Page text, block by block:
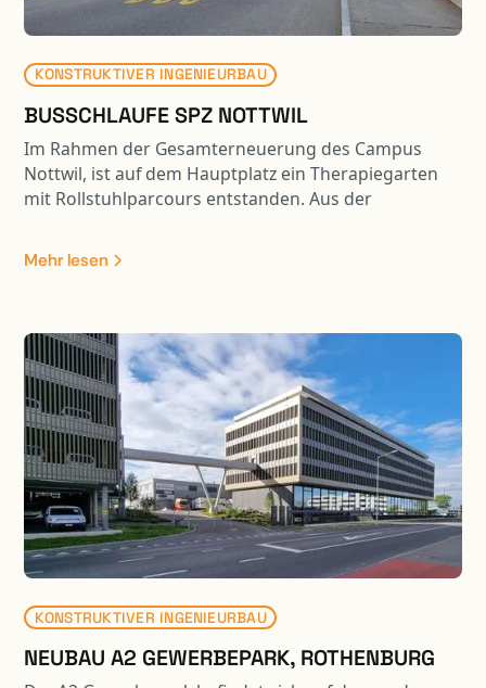
KONSTRUKTIVER INGENIEURBAU
BUSSCHLAUFE SPZ NOTTWIL
Im Rahmen der Gesamterneuerung des Campus
Nottwil, ist auf dem Hauptplatz ein Therapiegarten
mit Rollstuhlparcours entstanden. Aus der
resultiert eine Entflechtung vom motorisierten
Verkehr. Die Linienführung des öffentlichen Verkehrs
und Teile der Umgebung sind mit Fahrzeugen bis 40
Tonnen befahrbar. Der neu gestaltete Hauptplatz ist
zudem für Veranstaltungen nutzbar. Dazu wurden die
bestehenden Tragkonstruktionen mit Stahlpilzen,
CFK-Lamellen und Durchstanzbewehrungen
verstärkt. Zur Optimierung der Deckenbelastungen
bestehen die Aufschüttung zum Teil aus
Schaumglasschotter
Mehr lesen
KONSTRUKTIVER INGENIEURBAU
NEUBAU A2 GEWERBEPARK, ROTHENBURG